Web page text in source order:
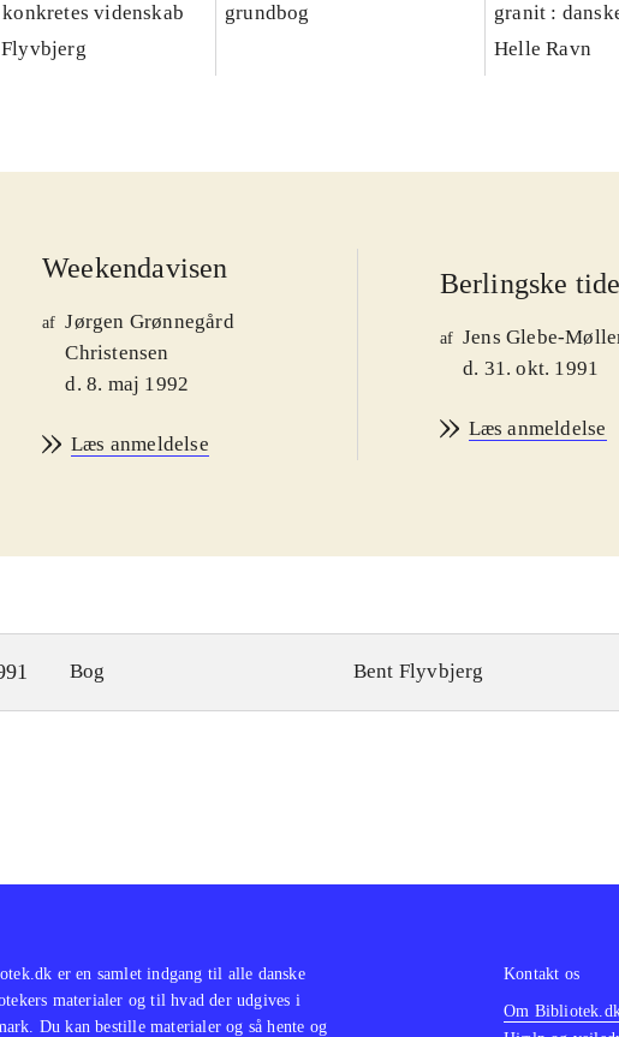
videnskab
grundbog
granit :
Helle Ravn
Weekendavisen
af Jørgen Grønnegård
Christensen
d. 8. maj 1992
Læs anmeldelse
Berlingske
af Jens Glebe-
d. 31. okt. 1991
Læs anmeldelse
Bog Bent Flyvbjerg
er en samlet indgang til alle danske
materialer og til hvad der udgives i
Du kan bestille materialer og så hente og
Kontakt os
Om